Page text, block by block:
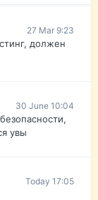
27 Mar 9:23
должен
30 June 10:04
увы
Today 17:05